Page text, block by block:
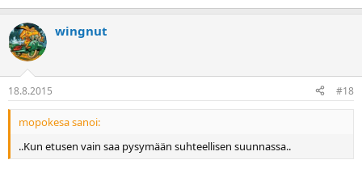
wingnut
18.8.2015 #18
mopokesa sanoi:
..Kun etusen vain saa pysymään suhteellisen suunnassa..